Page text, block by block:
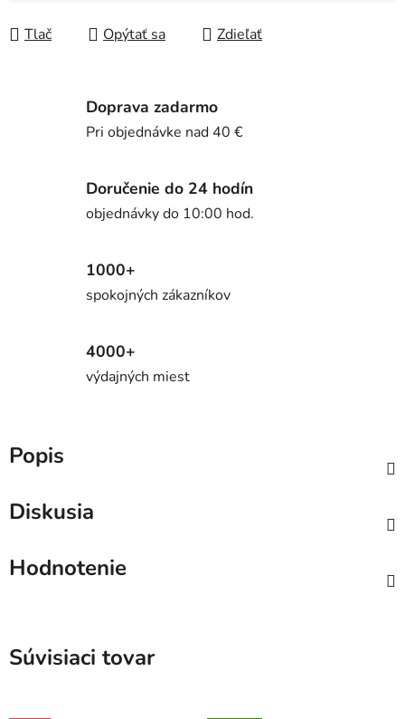
Tlač Opýtať sa Zdieľať
Doprava zadarmo
Pri objednávke nad 40 €
Doručenie do 24 hodín
objednávky do 10:00 hod.
1000+
spokojných zákazníkov
4000+
výdajných miest
Popis
Diskusia
Hodnotenie
Súvisiaci tovar